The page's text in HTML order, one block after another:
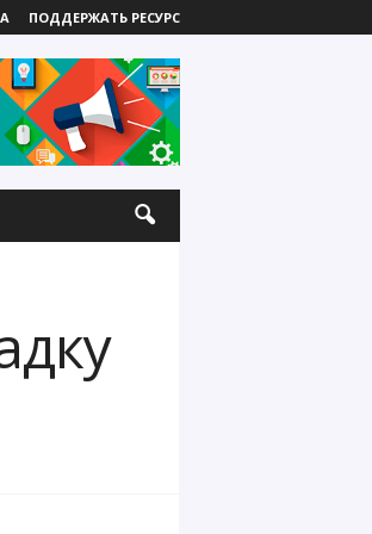
ПОДДЕРЖАТЬ РЕСУРС